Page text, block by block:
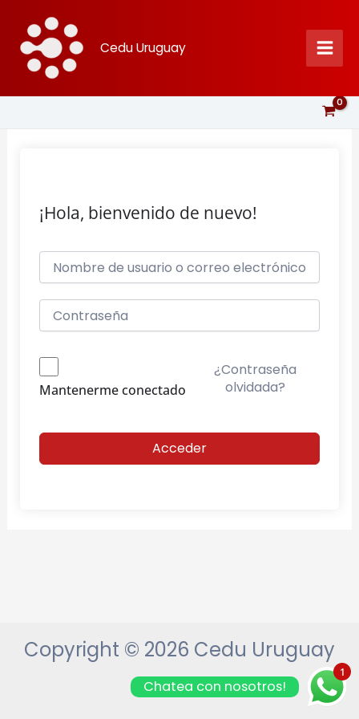
contenido
Cedu Uruguay
¡Hola, bienvenido de nuevo!
Mantenerme conectado
¿Contraseña
olvidada?
Acceder
Copyright © 2026 Cedu Uruguay
1
Chatea con nosotros!